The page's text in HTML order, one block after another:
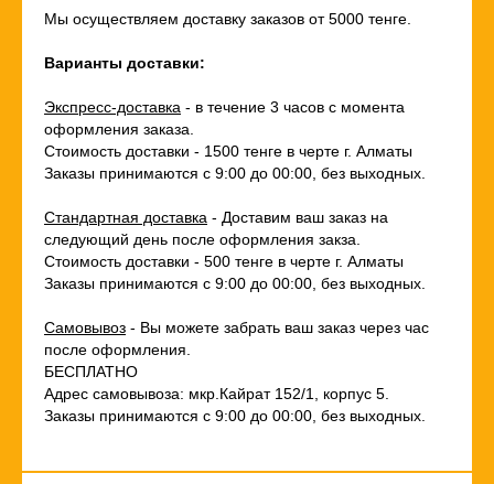
Мы осуществляем доставку заказов от 5000 тенге.
Варианты доставки:
Экспресс-доставка - в течение 3 часов с момента
оформления заказа.
Стоимость доставки - 1500 тенге в черте г. Алматы
Заказы принимаются с 9:00 до 00:00, без выходных.
Стандартная доставка - Доставим ваш заказ на
следующий день после оформления закза.
Стоимость доставки - 500 тенге в черте г. Алматы
Заказы принимаются с 9:00 до 00:00, без выходных.
Самовывоз - Вы можете забрать ваш заказ через час
после оформления.
БЕСПЛАТНО
Адрес самовывоза: мкр.Кайрат 152/1, корпус 5.
Заказы принимаются с 9:00 до 00:00, без выходных.